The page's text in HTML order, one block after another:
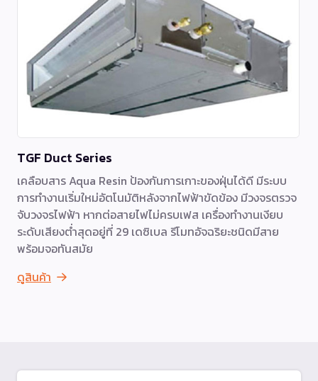
TGF Duct Series
เคลือบสาร Aqua Resin ป้องกันการเกาะของฝุ่นได้ดี มีระบบ
การทำงานเริ่มใหม่อัตโนมัติหลังจากไฟฟ้าขัดข้อง มีวงจรตรวจ
จับวงจรไฟฟ้า หากต่อสายไฟไม่ครบเฟส เครื่องทำงานเงียบ
ระดับเสียงต่ำสุดอยู่ที่ 29 เดซิเบล รีโมทอัจฉริยะชนิดมีสาย
พร้อมจอทันสมัย
ดูสินค้า